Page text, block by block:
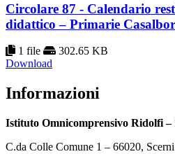
Circolare 87 - Calendario
didattico – Primarie
1 file
302.65 KB
Download
Informazioni
Istituto Omnicomprensivo Ridolfi
C.da Colle Comune 1 – 66020,